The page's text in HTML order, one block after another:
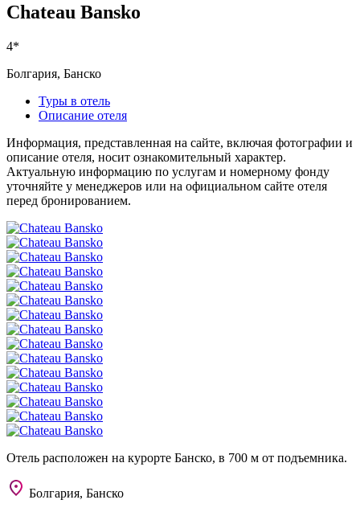
Chateau Bansko
4*
Болгария, Банско
Туры в отель
Описание отеля
Информация, представленная на сайте, включая фотографии и
описание отеля, носит ознакомительный характер.
Актуальную информацию по услугам и номерному фонду
уточняйте у менеджеров или на официальном сайте отеля
перед бронированием.
Отель расположен на курорте Банско, в 700 м от подъемника.
Болгария, Банско